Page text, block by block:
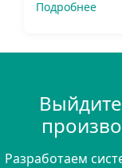
Подробнее
Разработаем